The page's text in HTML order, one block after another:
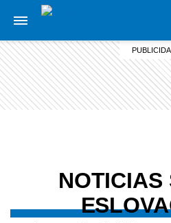
NOTICIAS